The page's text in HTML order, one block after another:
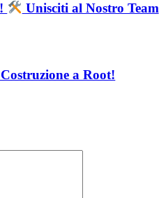
Unisciti al Nostro Team
a Root!